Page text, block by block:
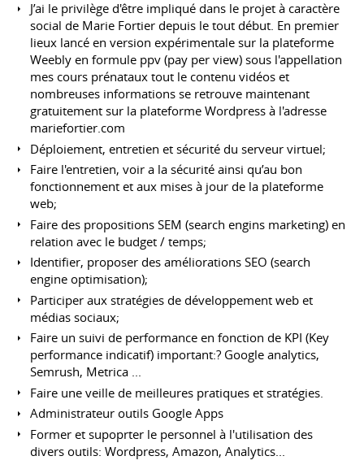
J’ai le privilège d'être impliqué dans le projet à caractère
social de Marie Fortier depuis le tout début. En premier
lieux lancé en version expérimentale sur la plateforme
Weebly en formule ppv (pay per view) sous l'appellation
mes cours prénataux tout le contenu vidéos et
nombreuses informations se retrouve maintenant
gratuitement sur la plateforme Wordpress à l'adresse
mariefortier.com
Déploiement, entretien et sécurité du serveur virtuel;
Faire l'entretien, voir a la sécurité ainsi qu’au bon
fonctionnement et aux mises à jour de la plateforme
web;
Faire des propositions SEM (search engins marketing) en
relation avec le budget / temps;
Identifier, proposer des améliorations SEO (search
engine optimisation);
Participer aux stratégies de développement web et
médias sociaux;
Faire un suivi de performance en fonction de KPI (Key
performance indicatif) important:? Google analytics,
Semrush, Metrica ...
Faire une veille de meilleures pratiques et stratégies.
Administrateur outils Google Apps
Former et supoprter le personnel à l'utilisation des
divers outils: Wordpress, Amazon, Analytics...